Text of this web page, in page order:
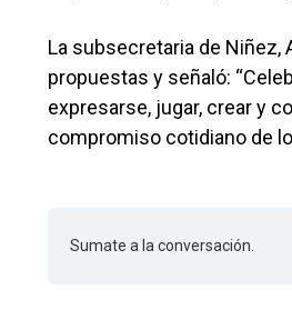
La subsecretaria de Niñez,
propuestas y señaló:
expresarse, jugar, crear y
compromiso cotidiano de
Sumate a la conversación.